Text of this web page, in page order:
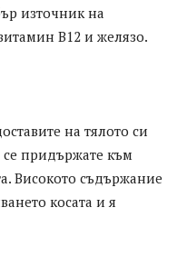
източник на
B12 и желязо.
на тялото си
придържате към
Високото съдържание
косата и я